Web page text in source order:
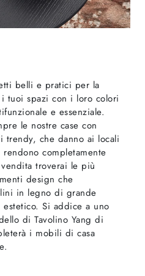
belli e pratici per la
tuoi spazi con i loro colori
e essenziale.
le nostre case con
trendy, che danno ai locali
completamente
troverai le più
design che
in legno di grande
Si addice a uno
di Tavolino Yang di
i mobili di casa